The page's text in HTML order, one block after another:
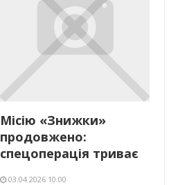
Місію «Знижки»
продовжено:
спецоперація триває
03.04.2026 10:00